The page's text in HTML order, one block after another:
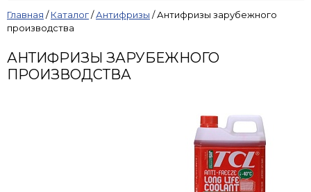
Главная /Каталог/Антифризы /Антифризы зарубежного
производства
АНТИФРИЗЫ ЗАРУБЕЖНОГО
ПРОИЗВОДСТВА